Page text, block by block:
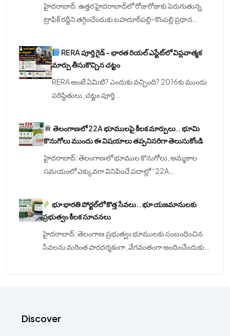
హైదరాబాద్: ఉత్తర హైదరాబాద్‌లో రోజురోజుకు పెరుగుతున్న
ట్రాఫిక్ రద్దీని తగ్గించేందుకు బహదూర్‌పల్లి–కొంపల్లి ప్రధాన…
RERA పూర్తి గైడ్ – భారత రియల్ ఎస్టేట్‌లో విప్లవాత్మక
మార్పు తీసుకొచ్చిన చట్టం
RERA అంటే ఏమిటి? ఎందుకు వచ్చింది? 2016కు ముందు
పరిస్థితులు, చట్టం పూర్తి…
తెలంగాణలో 22A భూములపై కీలక మార్పులు.. భూమి
కొనుగోలు ముందు ఈ విషయాలు తప్పనిసరిగా తెలుసుకోండి
హైదరాబాద్: తెలంగాణలో భూముల కొనుగోలు, అమ్మకాల
సమయంలో ఎక్కువగా వినిపించే పదాల్లో “22A…
భూ భారతి పోర్టల్‌లో కొత్త సేవలు.. భూ యజమానులకు
ప్రభుత్వం కీలక సూచనలు
హైదరాబాద్: తెలంగాణ ప్రభుత్వం భూములకు సంబంధించిన
సేవలను మరింత పారదర్శకంగా, వేగవంతంగా అందించేందుకు…
Discover